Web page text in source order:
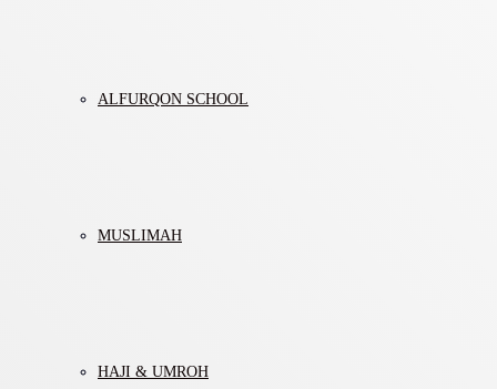
ALFURQON SCHOOL
MUSLIMAH
HAJI & UMROH